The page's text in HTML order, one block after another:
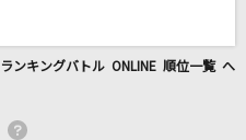
ョン)
ランキングバトル ONLINE 順位一覧 へ